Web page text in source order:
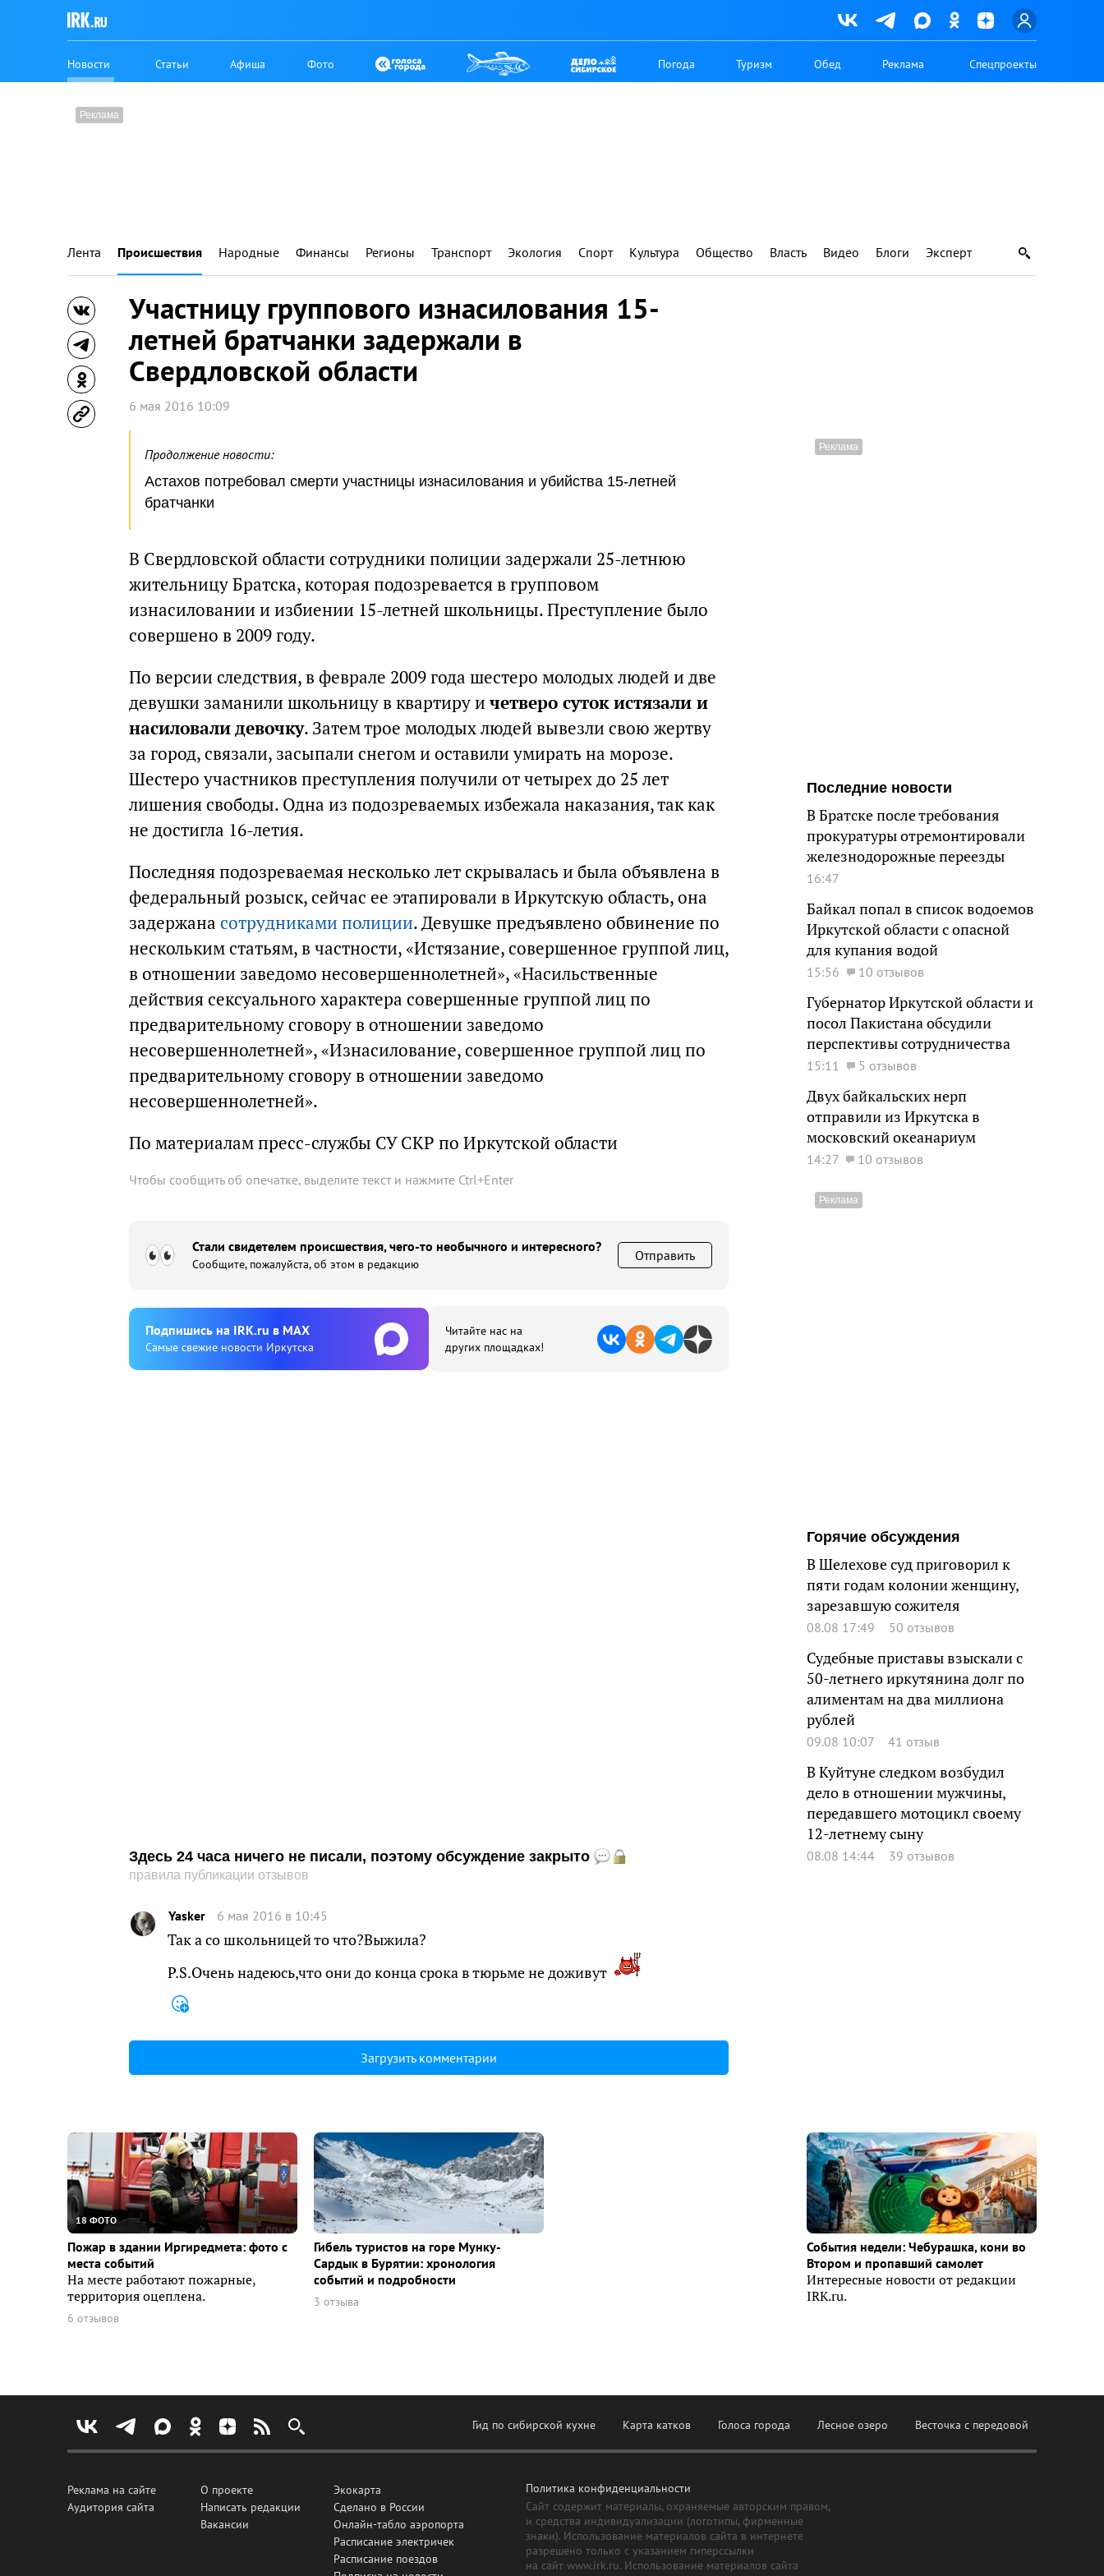
Новости Статьи Афиша Фото Погода Туризм Обед Реклама Спецпроекты
Лента Происшествия Народные Финансы Регионы Транспорт Экология Спорт Культура Общество Власть Видео Блоги Эксперт
Участницу группового изнасилования 15-
летней братчанки задержали в
Свердловской области
6 мая 2016 10:09
Продолжение новости:
Астахов потребовал смерти участницы изнасилования и убийства 15-летней
братчанки
В Свердловской области сотрудники полиции задержали 25-летнюю
жительницу Братска, которая подозревается в групповом
изнасиловании и избиении 15-летней школьницы. Преступление было
совершено в 2009 году.
По версии следствия, в феврале 2009 года шестеро молодых людей и две
девушки заманили школьницу в квартиру и четверо суток истязали и
насиловали девочку. Затем трое молодых людей вывезли свою жертву
за город, связали, засыпали снегом и оставили умирать на морозе.
Шестеро участников преступления получили от четырех до 25 лет
лишения свободы. Одна из подозреваемых избежала наказания, так как
не достигла 16-летия.
Последняя подозреваемая несколько лет скрывалась и была объявлена в
федеральный розыск, сейчас ее этапировали в Иркутскую область, она
задержана сотрудниками полиции. Девушке предъявлено обвинение по
нескольким статьям, в частности, «Истязание, совершенное группой лиц,
в отношении заведомо несовершеннолетней», «Насильственные
действия сексуального характера совершенные группой лиц по
предварительному сговору в отношении заведомо
несовершеннолетней», «Изнасилование, совершенное группой лиц по
предварительному сговору в отношении заведомо
несовершеннолетней».
По материалам пресс-службы СУ СКР по Иркутской области
Чтобы сообщить об опечатке, выделите текст и нажмите Ctrl+Enter
Стали свидетелем происшествия, чего-то необычного и интересного?
Сообщите, пожалуйста, об этом в редакцию
Отправить
Подпишиcь на IRK.ru в MAX
Cамые свежие новости Иркутска
Читайте нас на
других площадках!
Здесь 24 часа ничего не писали, поэтому обсуждение закрыто
правила публикации отзывов
Yasker 6 мая 2016 в 10:45
Так а со школьницей то что?Выжила?
P.S.Очень надеюсь,что они до конца срока в тюрьме не доживут
Загрузить комментарии
Последние новости
В Братске после требования
прокуратуры отремонтировали
железнодорожные переезды
16:47
Байкал попал в список водоемов
Иркутской области с опасной
для купания водой
15:56 10 отзывов
Губернатор Иркутской области и
посол Пакистана обсудили
перспективы сотрудничества
15:11 5 отзывов
Двух байкальских нерп
отправили из Иркутска в
московский океанариум
14:27 10 отзывов
Горячие обсуждения
В Шелехове суд приговорил к
пяти годам колонии женщину,
зарезавшую сожителя
08.08 17:49 50 отзывов
Судебные приставы взыскали с
50-летнего иркутянина долг по
алиментам на два миллиона
рублей
09.08 10:07 41 отзыв
В Куйтуне следком возбудил
дело в отношении мужчины,
передавшего мотоцикл своему
12-летнему сыну
08.08 14:44 39 отзывов
18 ФОТО
Пожар в здании Иргиредмета: фото с
места событий
На месте работают пожарные,
территория оцеплена.
6 отзывов
Гибель туристов на горе Мунку-
Сардык в Бурятии: хронология
событий и подробности
3 отзыва
События недели: Чебурашка, кони во
Втором и пропавший самолет
Интересные новости от редакции
IRK.ru.
Гид по сибирской кухне Карта катков Голоса города Лесное озеро Весточка с передовой
Реклама на сайте
Аудитория сайта
О проекте
Написать редакции
Вакансии
Экокарта
Сделано в России
Онлайн-табло аэропорта
Расписание электричек
Расписание поездов
Политика конфиденциальности
Сайт содержит материалы, охраняемые авторским правом,
и средства индивидуализации (логотипы, фирменные
знаки). Использование материалов сайта в интернете
разрешено только с указанием гиперссылки
на сайт www.irk.ru. Использование материалов сайта